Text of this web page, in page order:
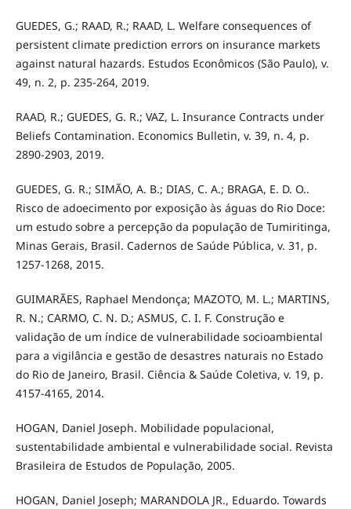
GUEDES, G.; RAAD, R.; RAAD, L. Welfare consequences of
persistent climate prediction errors on insurance markets
against natural hazards. Estudos Econômicos (São Paulo), v.
49, n. 2, p. 235-264, 2019.
RAAD, R.; GUEDES, G. R.; VAZ, L. Insurance Contracts under
Beliefs Contamination. Economics Bulletin, v. 39, n. 4, p.
2890-2903, 2019.
GUEDES, G. R.; SIMÃO, A. B.; DIAS, C. A.; BRAGA, E. D. O..
Risco de adoecimento por exposição às águas do Rio Doce:
um estudo sobre a percepção da população de Tumiritinga,
Minas Gerais, Brasil. Cadernos de Saúde Pública, v. 31, p.
1257-1268, 2015.
GUIMARÃES, Raphael Mendonça; MAZOTO, M. L.; MARTINS,
R. N.; CARMO, C. N. D.; ASMUS, C. I. F. Construção e
validação de um índice de vulnerabilidade socioambiental
para a vigilância e gestão de desastres naturais no Estado
do Rio de Janeiro, Brasil. Ciência & Saúde Coletiva, v. 19, p.
4157-4165, 2014.
HOGAN, Daniel Joseph. Mobilidade populacional,
sustentabilidade ambiental e vulnerabilidade social. Revista
Brasileira de Estudos de População, 2005.
HOGAN, Daniel Joseph; MARANDOLA JR., Eduardo. Towards